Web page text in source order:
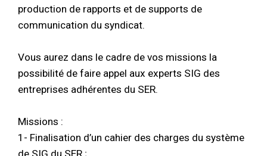
production de rapports et de supports de
communication du syndicat.
Vous aurez dans le cadre de vos missions la
possibilité de faire appel aux experts SIG des
entreprises adhérentes du SER.
Missions :
1- Finalisation d’un cahier des charges du système